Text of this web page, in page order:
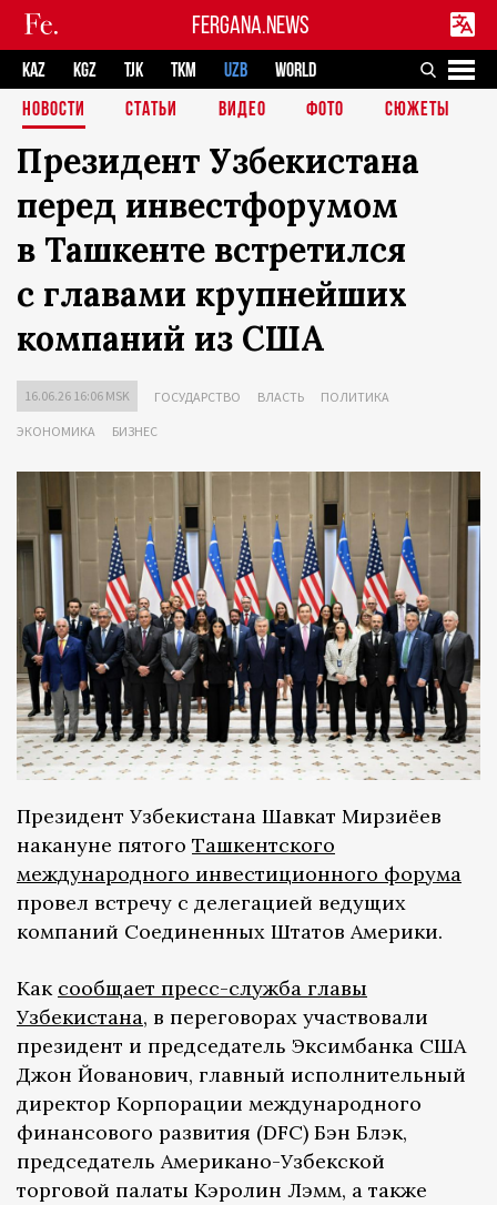
FERGANA.NEWS
KAZ KGZ TJK TKM UZB
WORLD
НОВОСТИ
СТАТЬИ ВИДЕО ФОТО СЮЖЕТЫ
Президент Узбекистана
перед инвестфорумом
в Ташкенте встретился
с главами крупнейших
компаний из США
16.06.26 16:06 MSK ГОСУДАРСТВО ВЛАСТЬ ПОЛИТИКА
ЭКОНОМИКА БИЗНЕС
Президент Узбекистана Шавкат Мирзиёев
накануне пятого Ташкентского
международного инвестиционного форума
провел встречу с делегацией ведущих
компаний Соединенных Штатов Америки.
Как сообщает пресс-служба главы
Узбекистана, в переговорах участвовали
президент и председатель Эксимбанка США
Джон Йованович, главный исполнительный
директор Корпорации международного
финансового развития (DFC) Бэн Блэк,
председатель Американо-Узбекской
торговой палаты Кэролин Лэмм, а также